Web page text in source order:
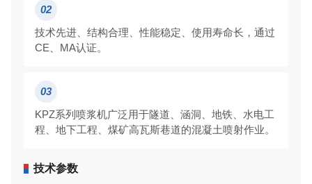
02
技术先进、结构合理、性能稳定、使用寿命长，通过
CE、MA认证。
03
KPZ系列喷浆机广泛用于隧道、涵洞、地铁、水电工
程、地下工程、煤矿高瓦斯巷道的混凝土喷射作业。
技术参数